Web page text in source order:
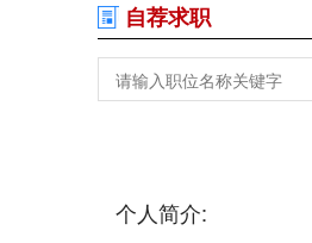
自荐求职
个人简介: